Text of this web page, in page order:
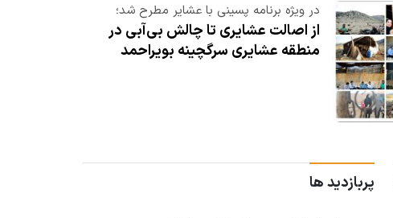
در ویژه برنامه پسینی با عشایر مطرح شد؛
از اصالت عشایری تا چالش بی‌آبی در
منطقه عشایری سرگچینه بویراحمد
پربازدید ها